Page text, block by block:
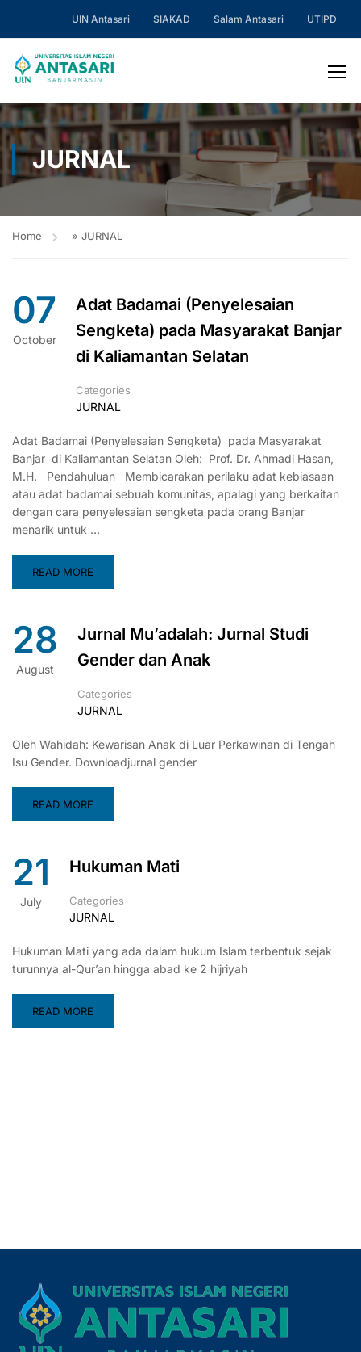
UIN Antasari SIAKAD Salam Antasari UTIPD
JURNAL
Home » JURNAL
07
October
Adat Badamai (Penyelesaian
Sengketa) pada Masyarakat Banjar
di Kaliamantan Selatan
Categories
JURNAL
Adat Badamai (Penyelesaian Sengketa) pada Masyarakat
Banjar di Kaliamantan Selatan Oleh: Prof. Dr. Ahmadi Hasan,
M.H. Pendahuluan Membicarakan perilaku adat kebiasaan
atau adat badamai sebuah komunitas, apalagi yang berkaitan
dengan cara penyelesaian sengketa pada orang Banjar
menarik untuk …
READ MORE
28
August
Jurnal Mu’adalah: Jurnal Studi
Gender dan Anak
Categories
JURNAL
Oleh Wahidah: Kewarisan Anak di Luar Perkawinan di Tengah
Isu Gender. Downloadjurnal gender
READ MORE
21
July
Hukuman Mati
Categories
JURNAL
Hukuman Mati yang ada dalam hukum Islam terbentuk sejak
turunnya al-Qur’an hingga abad ke 2 hijriyah
READ MORE